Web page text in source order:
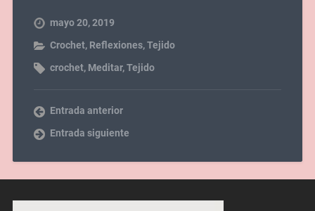
mayo 20, 2019
Crochet, Reflexiones,Tejido
crochet, Meditar,Tejido
Entrada anterior
Entrada siguiente